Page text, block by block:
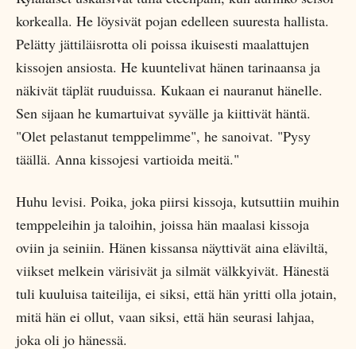
korkealla. He löysivät pojan edelleen suuresta hallista.
Pelätty jättiläisrotta oli poissa ikuisesti maalattujen
kissojen ansiosta. He kuuntelivat hänen tarinaansa ja
näkivät täplät ruuduissa. Kukaan ei nauranut hänelle.
Sen sijaan he kumartuivat syvälle ja kiittivät häntä.
"Olet pelastanut temppelimme", he sanoivat. "Pysy
täällä. Anna kissojesi vartioida meitä."
Huhu levisi. Poika, joka piirsi kissoja, kutsuttiin muihin
temppeleihin ja taloihin, joissa hän maalasi kissoja
oviin ja seiniin. Hänen kissansa näyttivät aina eläviltä,
viikset melkein värisivät ja silmät välkkyivät. Hänestä
tuli kuuluisa taiteilija, ei siksi, että hän yritti olla jotain,
mitä hän ei ollut, vaan siksi, että hän seurasi lahjaa,
joka oli jo hänessä.